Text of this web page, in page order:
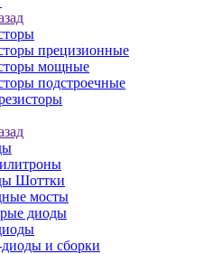
прецизионные
мощные
подстроечные
Шоттки
мосты
диоды
и сборки